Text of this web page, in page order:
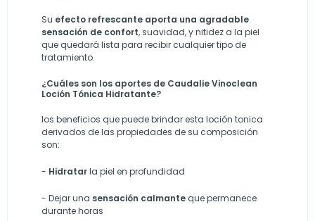
Su efecto refrescante aporta una agradable
sensación de confort, suavidad, y nitidez a la piel
que quedará lista para recibir cualquier tipo de
tratamiento.
¿Cuáles son los aportes de Caudalie Vinoclean
Loción Tónica Hidratante?
los beneficios que puede brindar esta loción tonica
derivados de las propiedades de su composición
son:
- Hidratarla piel en profundidad
- Dejar una sensación calmante que permanece
durante horas